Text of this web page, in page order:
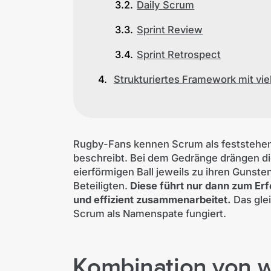
Daily Scrum
Sprint Review
Sprint Retrospect
Strukturiertes Framework mit
Rugby-Fans kennen Scrum als
beschreibt. Bei dem Gedränge drängen
eierförmigen Ball jeweils zu ihren
Beteiligten. Diese führt nur dann zum
und effizient zusammenarbeitet. Das
Scrum als Namenspate fungiert.